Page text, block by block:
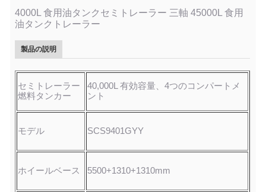
4000L 食用油タンクセミトレーラー 三軸 45000L 食用
油タンクトレーラー
製品の説明
セミトレーラー
燃料タンカー
40,000L 有効容量、4つのコンパートメ
ント
モデル SCS9401GYY
ホイールベース 5500+1310+1310mm